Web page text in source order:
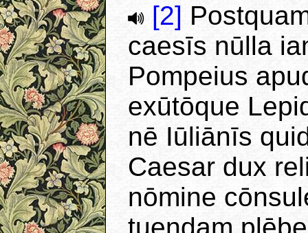
[2]
caesīs nūlla
Pompeius
exūtōque
nē Iūliānīs
Caesar dux
nōmine